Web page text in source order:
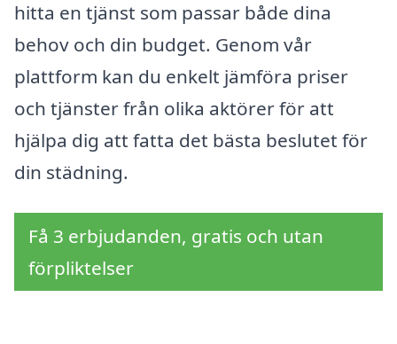
hitta en tjänst som passar både dina
behov och din budget. Genom vår
plattform kan du enkelt jämföra priser
och tjänster från olika aktörer för att
hjälpa dig att fatta det bästa beslutet för
din städning.
Få 3 erbjudanden, gratis och utan
förpliktelser